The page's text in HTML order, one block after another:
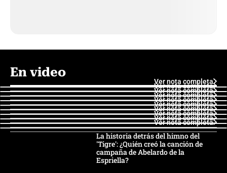
En video
Ver nota completa
Ver nota completa
Ver nota completa
Ver nota completa
Ver nota completa
Ver nota completa
Ver nota completa
Ver nota completa
Ver nota completa
Ver nota completa
La historia detrás del himno del
'Tigre': ¿Quién creó la canción de
campaña de Abelardo de la
Espriella?